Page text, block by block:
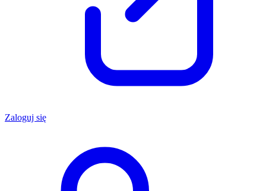
Zaloguj się